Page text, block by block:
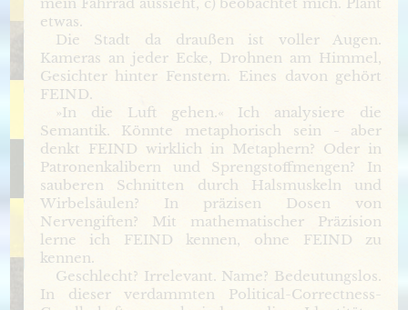
etwas.
Die Stadt da draußen ist voller Augen.
Kameras an jeder Ecke, Drohnen am Himmel,
Gesichter hinter Fenstern. Eines davon gehört
FEIND.
»In die Luft gehen.« Ich analysiere die
Semantik. Könnte metaphorisch sein - aber
denkt FEIND wirklich in Metaphern? Oder in
Patronenkalibern und Sprengstoffmengen? In
sauberen Schnitten durch Halsmuskeln und
Wirbelsäulen? In präzisen Dosen von
Nervengiften? Mit mathematischer Präzision
lerne ich FEIND kennen, ohne FEIND zu
kennen.
Geschlecht? Irrelevant. Name? Bedeutungslos.
In dieser verdammten Political-Correctness-